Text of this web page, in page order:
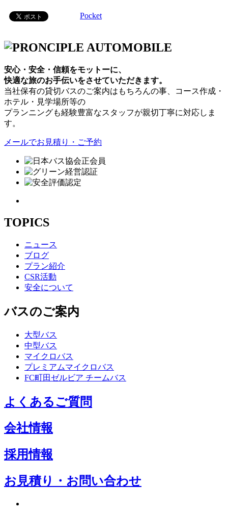
Pocket
安心・安全・信頼をモットーに、
快適な旅のお手伝いをさせていただきます。
当社保有の貸切バスのご案内はもちろんの事、コース作成・
ホテル・見学場所等の
プランニングも経験豊富なスタッフが親切丁寧に対応しま
す。
メールでお見積り・ご予約
TOPICS
ニュース
ブログ
プラン紹介
CSR活動
安全について
バスのご案内
大型バス
中型バス
マイクロバス
プレミアムマイクロバス
FC町田ゼルビア チームバス
よくあるご質問
会社情報
採用情報
お見積り・お問い合わせ